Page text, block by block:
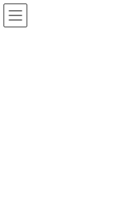
コ
ン
ナ
ビ